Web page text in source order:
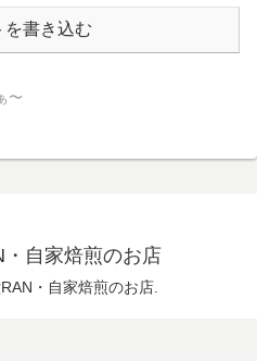
を書き込む
〜
自家焙煎のお店
・自家焙煎のお店.